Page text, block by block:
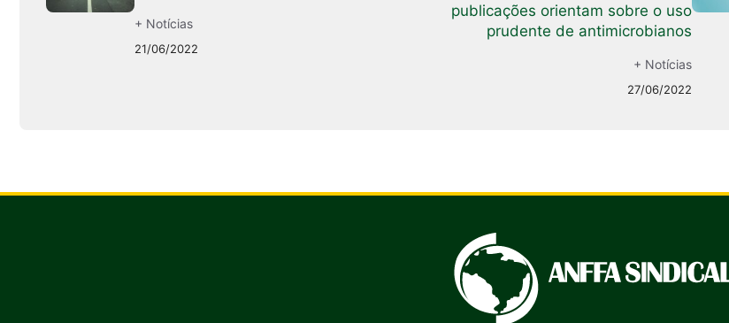
+ Notícias
21/06/2022
publicações orientam sobre o uso
prudente de antimicrobianos
+ Notícias
27/06/2022